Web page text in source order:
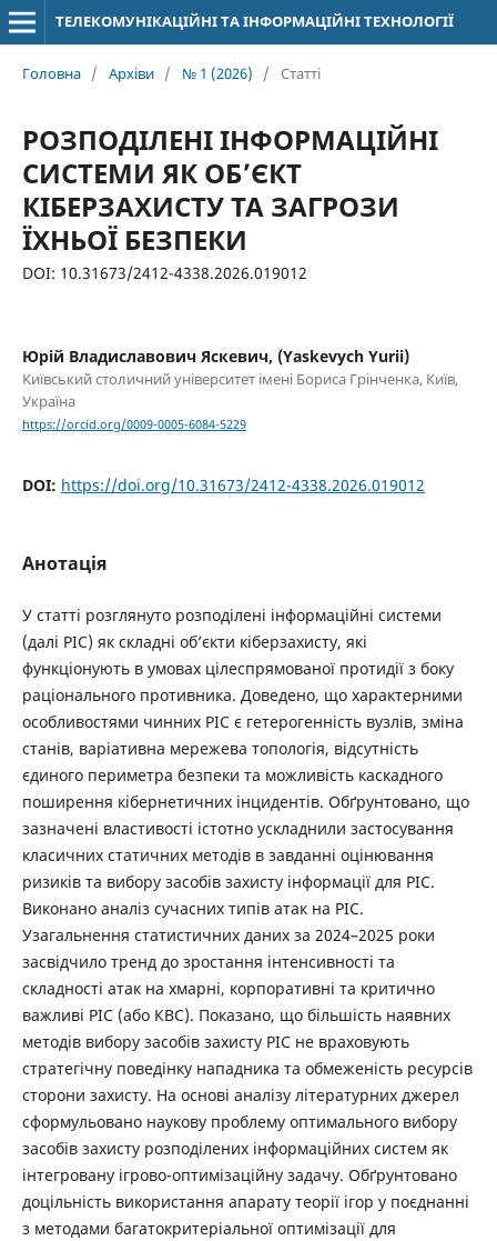
ТЕЛЕКОМУНІКАЦІЙНІ ТА ІНФОРМАЦІЙНІ ТЕХНОЛОГІЇ
Головна / Архіви / № 1 (2026) / Статті
РОЗПОДІЛЕНІ ІНФОРМАЦІЙНІ
СИСТЕМИ ЯК ОБ’ЄКТ
КІБЕРЗАХИСТУ ТА ЗАГРОЗИ
ЇХНЬОЇ БЕЗПЕКИ
DOI: 10.31673/2412-4338.2026.019012
Юрій Владиславович Яскевич, (Yaskevych Yurii)
Київський столичний університет імені Бориса Грінченка, Київ,
Україна
https://orcid.org/0009-0005-6084-5229
DOI: https://doi.org/10.31673/2412-4338.2026.019012
Анотація
У статті розглянуто розподілені інформаційні системи
(далі РІС) як складні об’єкти кіберзахисту, які
функціонують в умовах цілеспрямованої протидії з боку
раціонального противника. Доведено, що характерними
особливостями чинних РІС є гетерогенність вузлів, зміна
станів, варіативна мережева топологія, відсутність
єдиного периметра безпеки та можливість каскадного
поширення кібернетичних інцидентів. Обґрунтовано, що
зазначені властивості істотно ускладнили застосування
класичних статичних методів в завданні оцінювання
ризиків та вибору засобів захисту інформації для РІС.
Виконано аналіз сучасних типів атак на РІС.
Узагальнення статистичних даних за 2024–2025 роки
засвідчило тренд до зростання інтенсивності та
складності атак на хмарні, корпоративні та критично
важливі РІС (або КВС). Показано, що більшість наявних
методів вибору засобів захисту РІС не враховують
стратегічну поведінку нападника та обмеженість ресурсів
сторони захисту. На основі аналізу літературних джерел
сформульовано наукову проблему оптимального вибору
засобів захисту розподілених інформаційних систем як
інтегровану ігрово-оптимізаційну задачу. Обґрунтовано
доцільність використання апарату теорії ігор у поєднанні
з методами багатокритеріальної оптимізації для